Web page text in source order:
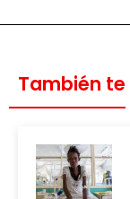
También